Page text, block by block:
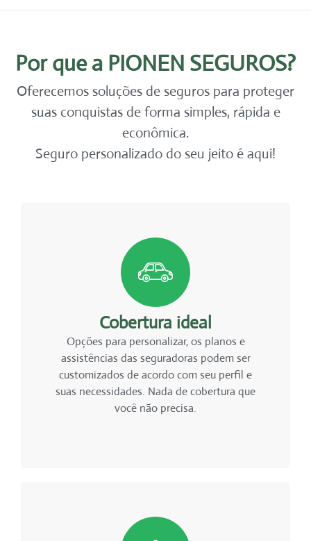
Por que a PIONEN SEGUROS?
Oferecemos soluções de seguros para proteger
suas conquistas de forma simples, rápida e
econômica.
Seguro personalizado do seu jeito é aqui!
Cobertura ideal
Opções para personalizar, os planos e
assistências das seguradoras podem ser
customizados de acordo com seu perfil e
suas necessidades. Nada de cobertura que
você não precisa.